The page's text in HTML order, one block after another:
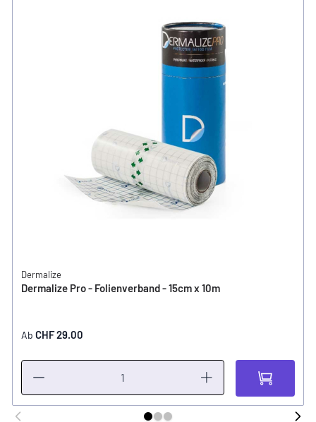
Dermalize
Dermalize Pro - Folienverband - 15cm x 10m
Ab CHF 29.00